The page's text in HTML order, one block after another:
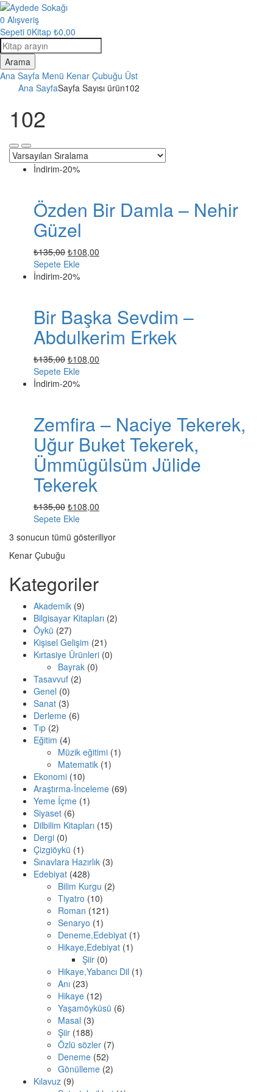
0 Alışveriş
Sepeti 0Kitap ₺0,00
Kitap
arama
Arama
Ana Sayfa Menü Kenar Çubuğu Üst
Ana SayfaSayfa Sayısı ürün102
102
İndirim-20%
Özden Bir Damla – Nehir
Güzel
₺135,00 Orijinal
fiyat:
₺135,00.
₺108,00
Sepete Ekle
İndirim-20%
Bir Başka Sevdim –
Abdulkerim Erkek
₺135,00 Orijinal
fiyat:
₺135,00.
₺108,00
Sepete Ekle
İndirim-20%
Zemfira – Naciye Tekerek,
Uğur Buket Tekerek,
Ümmügülsüm Jülide
Tekerek
₺135,00 Orijinal
fiyat:
₺108,00
₺108,00.
Sepete Ekle
3 sonucun tümü gösteriliyor
Kenar Çubuğu
Kategoriler
Akademik (9)
Bilgisayar Kitapları (2)
Öykü (27)
Kişisel Gelişim (21)
Kırtasiye Ürünleri (0)
Bayrak (0)
Tasavvuf (2)
Genel (0)
Sanat (3)
Derleme (6)
Tıp (2)
Eğitim (4)
Müzik eğitimi (1)
Matematik (1)
Ekonomi (10)
Araştırma-İnceleme (69)
Yeme İçme (1)
Siyaset (6)
Dilbilim Kitapları (15)
Dergi (0)
Çizgiöykü (1)
Sınavlara Hazırlık (3)
Edebiyat (428)
Bilim Kurgu (2)
Tiyatro (10)
Roman (121)
Senaryo (1)
Deneme,Edebiyat (1)
Hikaye,Edebiyat (1)
Şiir (0)
Hikaye,Yabancı Dil (1)
Anı (23)
Hikaye (12)
Yaşamöyküsü (6)
Masal (3)
Şiir (188)
Özlü sözler (7)
Deneme (52)
Gönülleme (2)
Kılavuz (9)